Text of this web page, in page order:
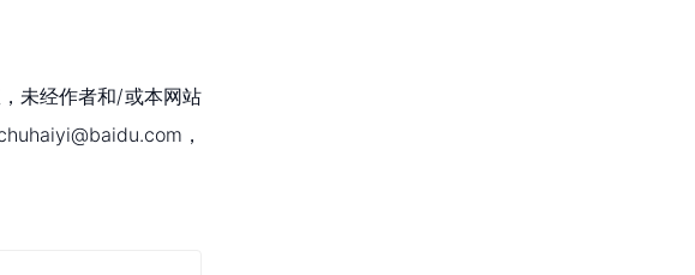
未经作者和/或本网站
，